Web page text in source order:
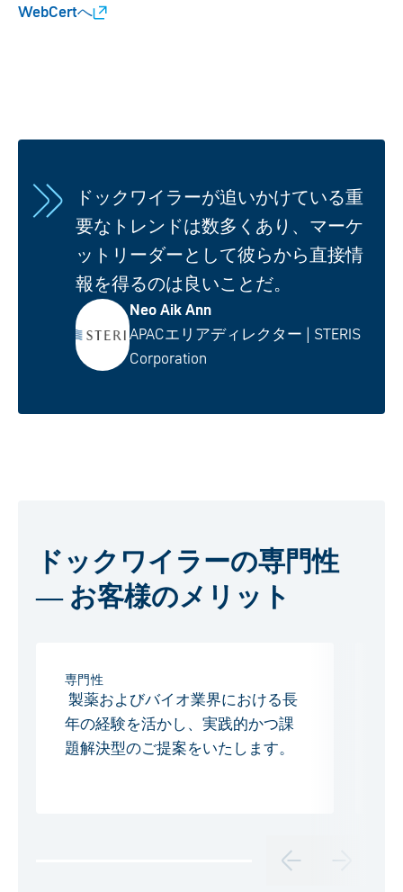
WebCertへ
ドックワイラーが追いかけている重
要なトレンドは数多くあり、マーケ
ットリーダーとして彼らから直接情
報を得るのは良いことだ。
Neo Aik Ann
APACエリアディレクター | STERIS
Corporation
ドックワイラーの専門性
― お客様のメリット
専門性
製薬およびバイオ業界における長
年の経験を活かし、実践的かつ課
題解決型のご提案をいたします。